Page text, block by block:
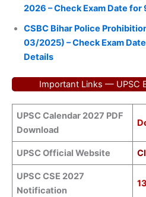
2026 – Check Exam Date for
CSBC Bihar Police
03/2025) – Check Exam
Details
Important Links — UPSC
UPSC Calendar 2027 PDF
Download
UPSC Official Website
UPSC CSE 2027
Notification